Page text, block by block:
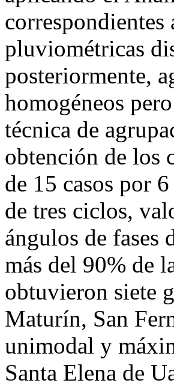
pluviométricas
posteriormente,
homogéneos
técnica de
obtención de los
de 15 casos por
de tres ciclos,
ángulos de fases
más del 90% de
obtuvieron siete
Maturín, San
unimodal y
Santa Elena de